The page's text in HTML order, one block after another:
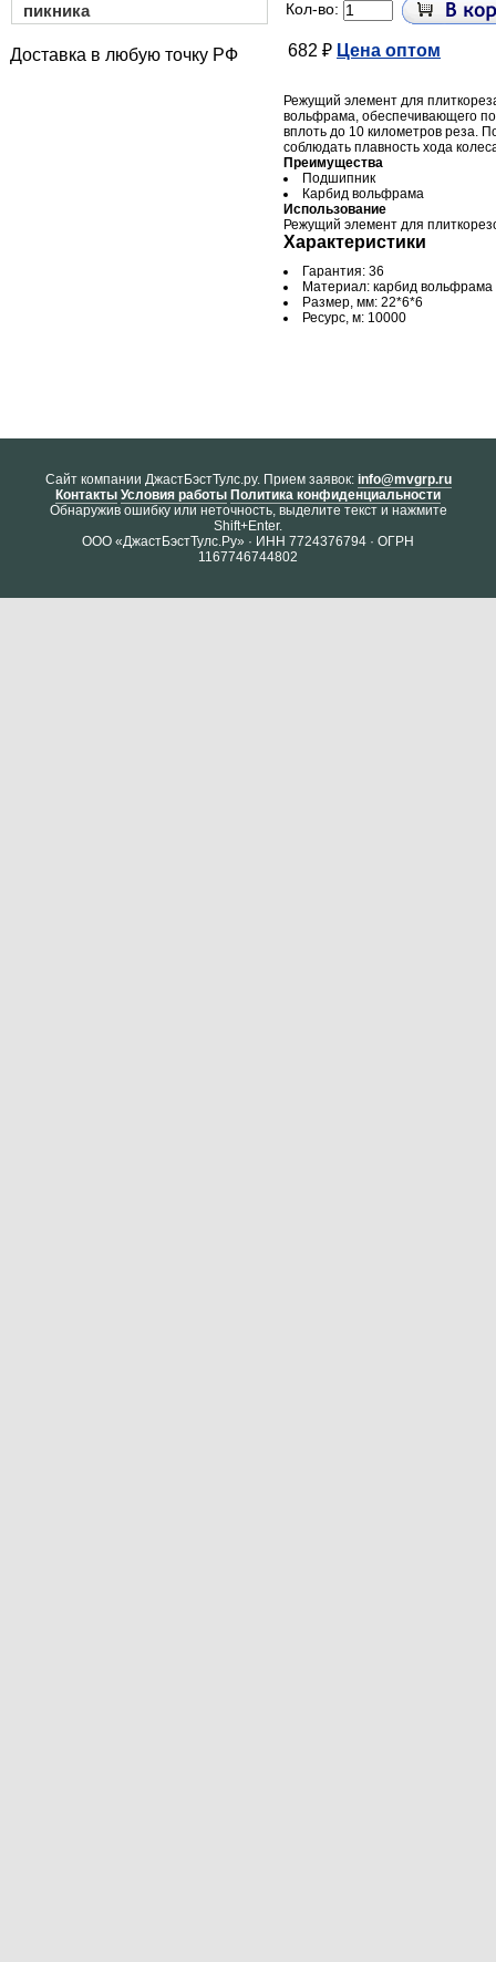
пикника
Доставка в любую точку РФ
Кол-во:
682 ₽ Цена оптом
Режущий элемент для
вольфрама, обеспечивающего
вплоть до 10 километров реза.
соблюдать плавность хода
Преимущества
Подшипник
Карбид вольфрама
Использование
Режущий элемент для
Характеристики
Гарантия: 36
Материал: карбид вольфрама
Размер, мм: 22*6*6
Ресурс, м: 10000
Cайт компании ДжастБэстТулс.ру. Прием заявок: info@mvgrp.ru
Контакты Условия работы Политика конфиденциальности
Обнаружив ошибку или неточность, выделите текст и нажмите
Shift+Enter.
ООО «ДжастБэстТулс.Ру» · ИНН 7724376794 · ОГРН
1167746744802